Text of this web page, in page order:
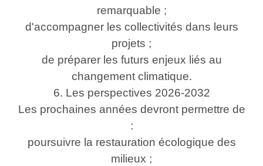
remarquable ;
d'accompagner les collectivités dans leurs
projets ;
de préparer les futurs enjeux liés au
changement climatique.
6. Les perspectives 2026-2032
Les prochaines années devront permettre de
:
poursuivre la restauration écologique des
milieux ;